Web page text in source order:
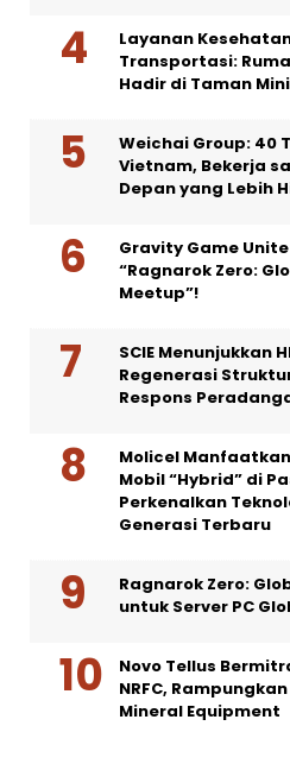
Layanan
Transportasi:
Hadir di Taman Mini
Weichai Group: 40
Vietnam, Bekerja
Depan yang Lebih
Gravity Game
“Ragnarok Zero:
Meetup”!
SCIE Menunjukkan
Regenerasi
Respons
Molicel
Mobil “Hybrid” di
Perkenalkan
Generasi Terbaru
Ragnarok Zero:
untuk Server PC
Novo Tellus
NRFC,
Mineral Equipment